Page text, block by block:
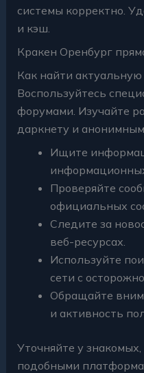
системы корректно.
и кэш.
Кракен Оренбург
Как найти актуальную
Воспользуйтесь
форумами. Изучайте
даркнету и
Ищите
Проверяйте
официальных
Следите за
веб-ресурсах.
Используйте
сети с
Обращайте
и активность
Уточняйте у
подобными